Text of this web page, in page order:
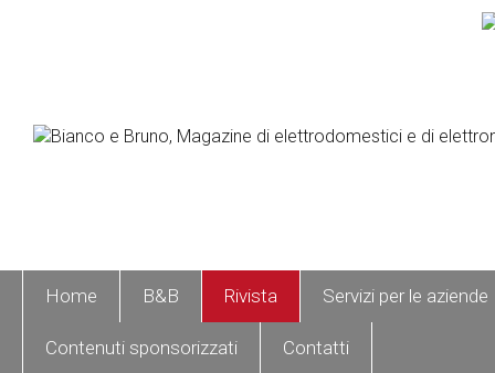
Home B&B Rivista Servizi per le aziende
Contenuti sponsorizzati Contatti